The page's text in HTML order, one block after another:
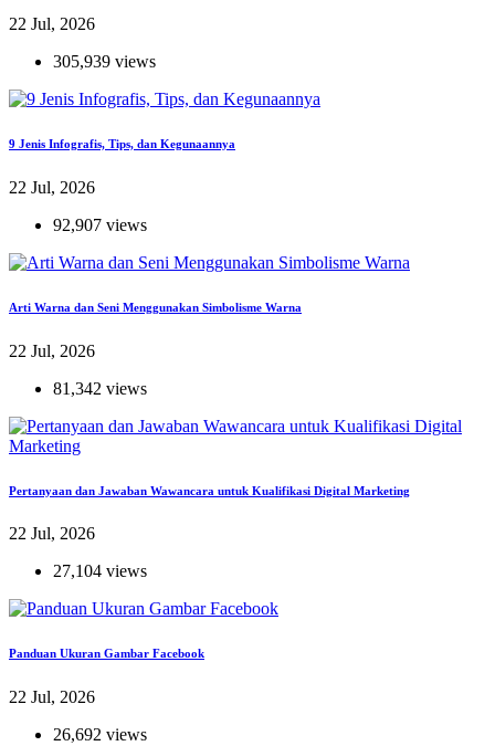
22 Jul, 2026
305,939 views
9 Jenis Infografis, Tips, dan Kegunaannya
22 Jul, 2026
92,907 views
Arti Warna dan Seni Menggunakan Simbolisme Warna
22 Jul, 2026
81,342 views
Pertanyaan dan Jawaban Wawancara untuk Kualifikasi Digital Marketing
22 Jul, 2026
27,104 views
Panduan Ukuran Gambar Facebook
22 Jul, 2026
26,692 views